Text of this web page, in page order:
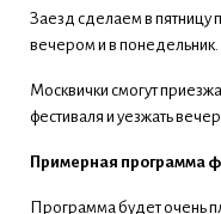
Заезд сделаем в пятницу
вечером и в понедельник.
Москвички смогут
фестиваля и уезжать
Примерная программа
Программа будет очень